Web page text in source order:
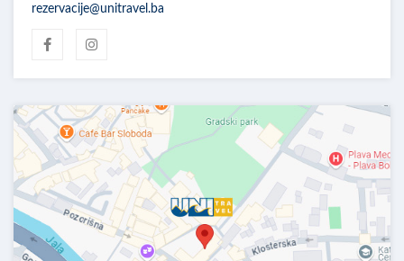
rezervacije@unitravel.ba